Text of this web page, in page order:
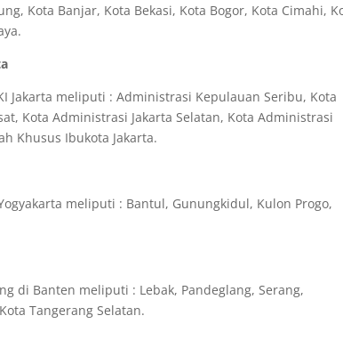
Kota Banjar, Kota Bekasi, Kota Bogor, Kota Cimahi,
Jakarta meliputi : Administrasi Kepulauan Seribu, Kota
Kota Administrasi Jakarta Selatan, Kota Administrasi
Khusus Ibukota Jakarta.
meliputi : Bantul, Gunungkidul, Kulon Progo,
di Banten meliputi : Lebak, Pandeglang, Serang,
Tangerang Selatan.